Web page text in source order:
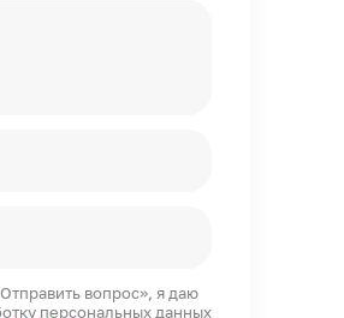
вопрос», я даю
персональных данных